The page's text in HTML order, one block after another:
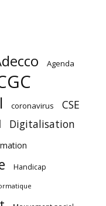
Agenda
coronavirus CSE
Digitalisation
Handicap